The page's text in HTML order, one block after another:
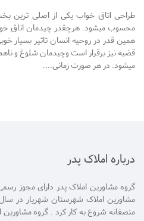
طراحی اتاق خواب یکی از اصلی ترین
محسوب میشود. هرچقدر چیدمان اتاق
همین قدر در روحیه انسان تاثیر بسیار
قضیه نیز برقرار است وچیدمان شلوغ و
میشود. در هر صورت زمانی....
درباره املاک پدر
گروه مشاورین املاک پدر دارای مجوز
منصفانه شروع به کار کرد . گروه مشاورین